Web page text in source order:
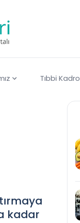
Tıbbi Kadro
kadar